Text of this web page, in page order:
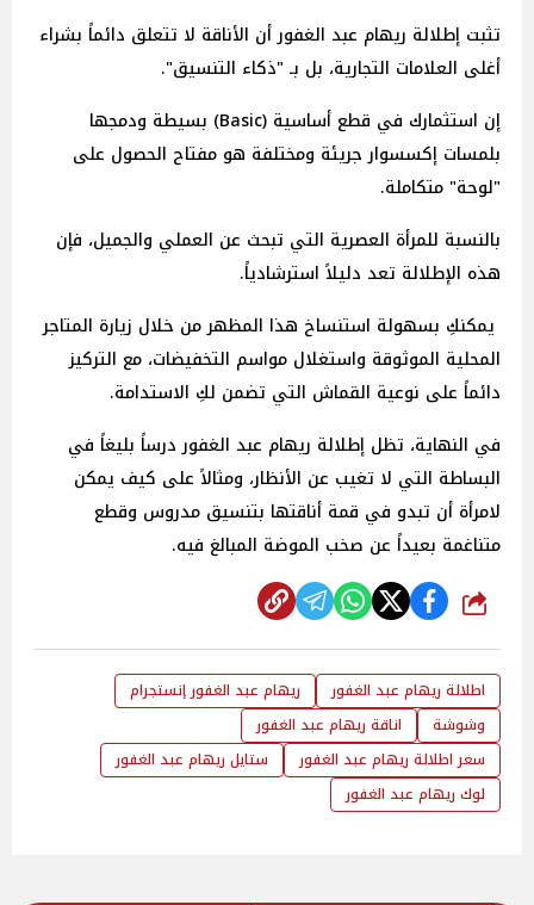
تثبت إطلالة ريهام عبد الغفور أن الأناقة لا تتعلق دائماً بشراء
أغلى العلامات التجارية، بل بـ "ذكاء التنسيق".
إن استثمارك في قطع أساسية (Basic) بسيطة ودمجها
بلمسات إكسسوار جريئة ومختلفة هو مفتاح الحصول على
"لوحة" متكاملة.
بالنسبة للمرأة العصرية التي تبحث عن العملي والجميل، فإن
هذه الإطلالة تعد دليلاً استرشادياً.
يمكنكِ بسهولة استنساخ هذا المظهر من خلال زيارة المتاجر
المحلية الموثوقة واستغلال مواسم التخفيضات، مع التركيز
دائماً على نوعية القماش التي تضمن لكِ الاستدامة.
في النهاية، تظل إطلالة ريهام عبد الغفور درساً بليغاً في
البساطة التي لا تغيب عن الأنظار، ومثالاً على كيف يمكن
لامرأة أن تبدو في قمة أناقتها بتنسيق مدروس وقطع
متناغمة بعيداً عن صخب الموضة المبالغ فيه.
شارك
اطلالة ريهام عبد الغفور
ريهام عبد الغفور إنستجرام
وشوشة
اناقة ريهام عبد الغفور
سعر اطلالة ريهام عبد الغفور
ستايل ريهام عبد الغفور
لوك ريهام عبد الغفور